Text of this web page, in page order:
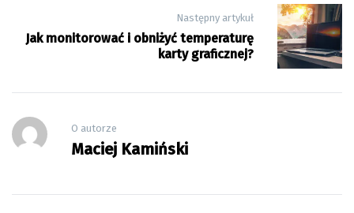
Następny artykuł
Jak monitorować i obniżyć temperaturę
karty graficznej?
O autorze
Maciej Kamiński